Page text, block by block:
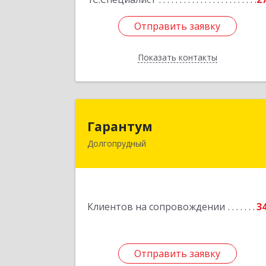
Отправить заявку
Показать контакты
Отправить заявку
Назад
Гарантум
Долгопрудный
Клиентов на сопровождении
Отправить заявку
Отправить заявку